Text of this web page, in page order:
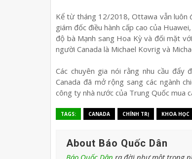
Kể từ tháng 12/2018, Ottawa vẫn luôn
giám đốc điều hành cấp cao của
độ bà Mạnh sang Hoa Kỳ và đối mặt
người Canada là Michael Kovrig và
Các chuyên gia nói rằng nhu cầu đẩy
Canada đã mở rộng sang các ngành
công ty nhà nước của Trung Quốc mua
TAGS: CANADA CHÍNH TRỊ KHOA HỌC
About Báo Quốc Dân
Báo Quốc Dân ra đời như một trong